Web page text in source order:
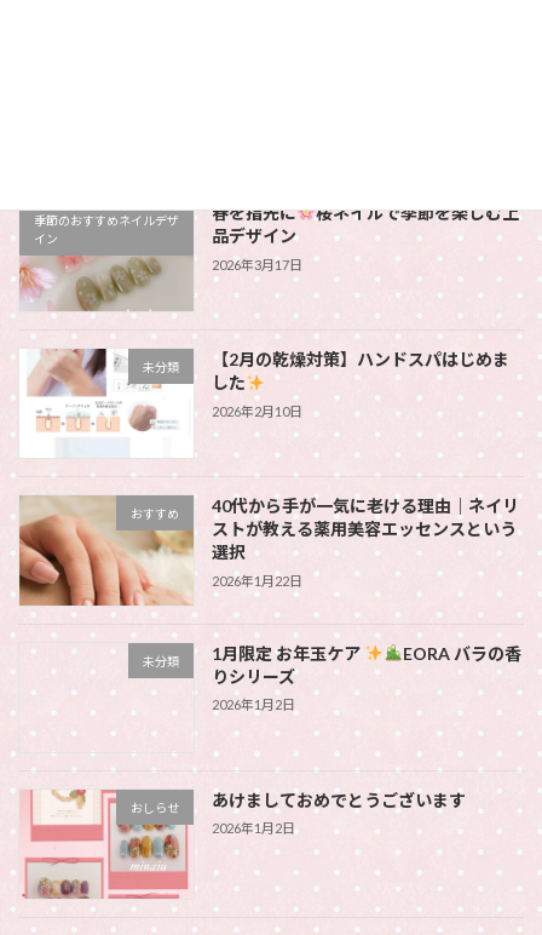
季節のおすすめネイルデザ
イン
春を指先に
桜ネイルで季節を楽しむ上
品デザイン
2026年3月17日
未分類
【2月の乾燥対策】ハンドスパはじめま
した
2026年2月10日
おすすめ
40代から手が一気に老ける理由｜ネイリ
ストが教える薬用美容エッセンスという
選択
2026年1月22日
未分類 1月限定 お年玉ケア
EORA バラの香
りシリーズ
2026年1月2日
おしらせ あけましておめでとうございます
2026年1月2日